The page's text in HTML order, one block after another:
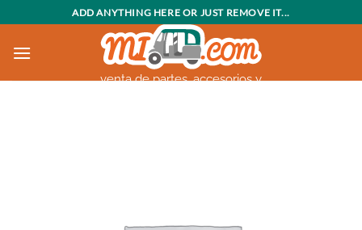
al
contenido
ADD ANYTHING HERE OR JUST REMOVE IT...
venta de partes, accesorios y